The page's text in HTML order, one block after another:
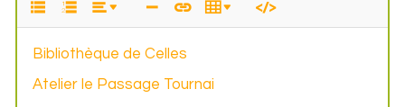
Bibliothèque de Celles
Atelier le Passage Tournai